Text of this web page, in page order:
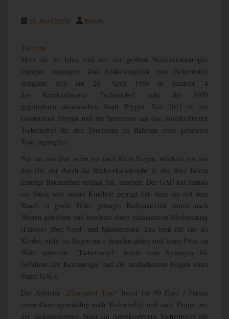
21. April 2019 Nicole
Twittern
Mehr als 30 Jahre sind seit der größten Nuklearkatastrophe
Europas vergangen. Das Reaktorunglück von Tschernobyl
ereignete sich am 26. April 1986 in Reaktor 4
des Kernkraftwerks Tschernobyl nahe der 1970
gegründeten ukrainischen Stadt Prypjat. Seit 2011 ist die
Geisterstadt Prypjat und die Sperrzone um das Atomkraftwerk
Tschernobyl für den Tourismus im Rahmen einer geführten
Tour zugänglich.
Für uns war klar, wenn wir nach Kiew fliegen, möchten wir uns
den Ort, der durch die Reaktorkatastrophe in den 80er Jahren
traurige Bekanntheit erlangt hat, ansehen. Der GAU hat damals
ein Stück weit unsere Kindheit geprägt hat, denn die mit dem
Rauch in große Höhe gelangte Radioaktivität wurde nach
Westen getrieben und bewirkte einen radioaktiven Niederschlag
(Fallout) über Nord- und Mitteleuropa. Das hieß für uns als
Kinder, nicht bei Regen nach draußen gehen und keine Pilze im
Wald sammeln. „Tschernobyl“ wurde zum Synonym für
Gefahren der Kernenergie und die unabsehbaren Folgen eines
Super-GAUs.
Der Anbieter „ Chernobyl Tour“ bietet für 99 Euro / Person
einen Ganztagesausflug nach Tschernobyl und nach Pripjat an,
der nächstgelegenen Stadt am Atomkraftwerk Tschernobyl mit